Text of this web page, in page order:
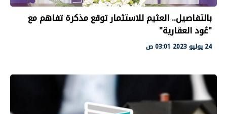
بالتفاصيل.. العثيم للاستثمار توقع مذكرة تفاهم مع
"عُود العقارية"
24 يوليو 2023 03:01 ص